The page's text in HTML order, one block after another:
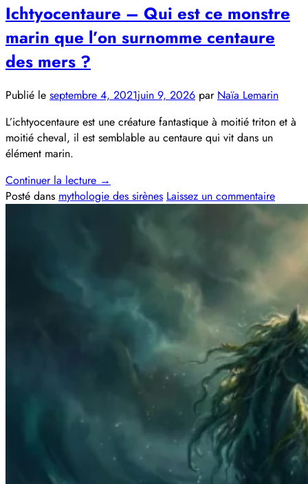
Ichtyocentaure – Qui est ce monstre
marin que l’on surnomme centaure
des mers ?
Publié le septembre 4, 2021juin 9, 2026 par Naïa Lemarin
L’ichtyocentaure est une créature fantastique à moitié triton et à
moitié cheval, il est semblable au centaure qui vit dans un
élément marin.
Continuer la lecture →
Posté dans mythologie des sirènes Laissez un commentaire